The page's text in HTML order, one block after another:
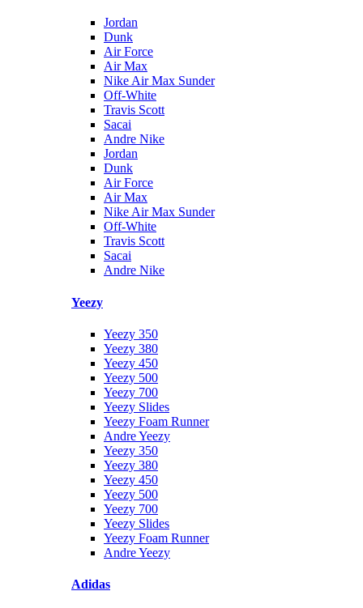
Jordan
Dunk
Air Force
Air Max
Nike Air Max Sunder
Off-White
Travis Scott
Sacai
Andre Nike
Jordan
Dunk
Air Force
Air Max
Nike Air Max Sunder
Off-White
Travis Scott
Sacai
Andre Nike
Yeezy
Yeezy 350
Yeezy 380
Yeezy 450
Yeezy 500
Yeezy 700
Yeezy Slides
Yeezy Foam Runner
Andre Yeezy
Yeezy 350
Yeezy 380
Yeezy 450
Yeezy 500
Yeezy 700
Yeezy Slides
Yeezy Foam Runner
Andre Yeezy
Adidas